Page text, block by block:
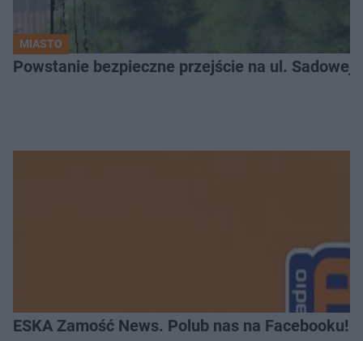
MIASTO
ESKA Zamość News. Polub nas na Facebooku!